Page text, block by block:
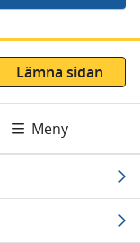
Lämna sidan
Meny